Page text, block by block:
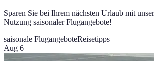
Sparen Sie bei Ihrem nächsten Urlaub mit
Nutzung saisonaler Flugangebote!
saisonale FlugangeboteReisetipps
Aug 6